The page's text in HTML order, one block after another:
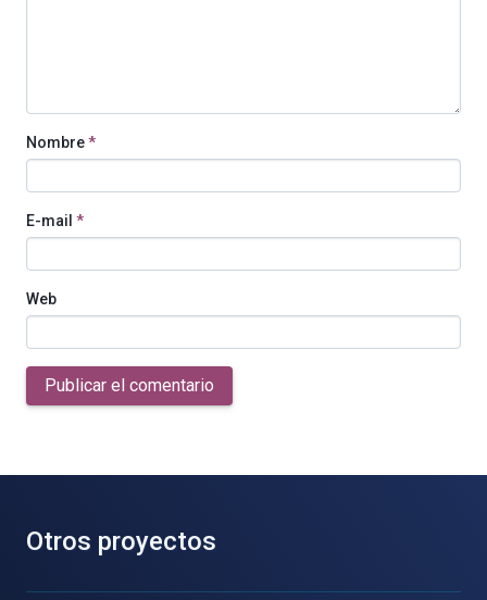
Nombre*
E-mail *
Web
Publicar el comentario
Otros proyectos